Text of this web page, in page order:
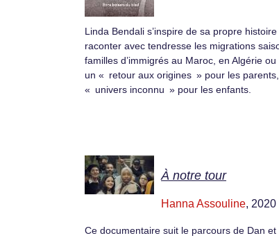
Linda Bendali s’inspire de sa propre
raconter avec tendresse les migrations
familles d’immigrés au Maroc, en Algérie ou
un « retour aux origines » pour les
« univers inconnu » pour les enfants.
À notre tour
Hanna Assouline, 2020
Ce documentaire suit le parcours de Dan et